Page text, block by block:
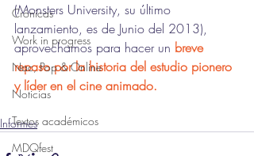
Crónicas
Work in progress
Nac, Pop & Online
Noticias
Textos académicos
MDQfest
(Monsters University, su último
lanzamiento, es de Junio del 2013),
aprovechamos para hacer un breve
repaso por la historia del estudio pionero
y líder en el cine animado.
Informes